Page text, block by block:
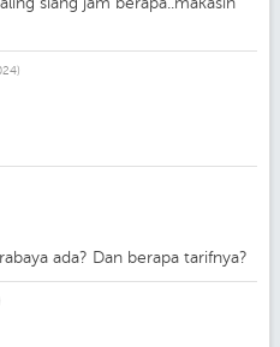
ada? Dan berapa tarifnya?